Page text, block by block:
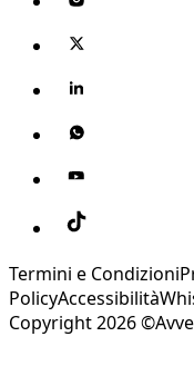
Termini e Condizioni
PolicyAccessibilità
Copyright 2026